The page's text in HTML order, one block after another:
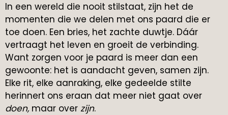
In een wereld die nooit stilstaat, zijn het de
momenten die we delen met ons paard die er
toe doen. Een bries, het zachte duwtje. Dáár
vertraagt het leven en groeit de verbinding.
Want zorgen voor je paard is meer dan een
gewoonte: het is aandacht geven, samen zijn.
Elke rit, elke aanraking, elke gedeelde stilte
herinnert ons eraan dat meer niet gaat over
doen, maar over zijn.